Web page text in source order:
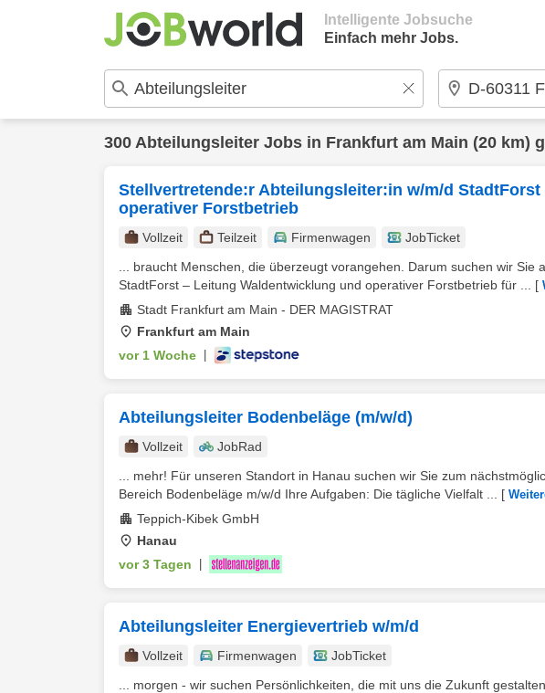
Intelligente Jobsuche
Einfach mehr Jobs.
300 Abteilungsleiter Jobs in Frankfurt am Main (20 km)
Stellvertretende:r Abteilungsleiter:in w/m/d
operativer Forstbetrieb
Vollzeit Teilzeit Firmenwagen
JobTicket
... braucht Menschen, die überzeugt vorangehen. Darum suchen wir Sie
StadtForst – Leitung Waldentwicklung und operativer Forstbetrieb für ...
[
Stadt Frankfurt am Main - DER MAGISTRAT
Frankfurt am Main
vor 1 Woche
Abteilungsleiter Bodenbeläge (m/w/d)
Vollzeit
JobRad
... mehr! Für unseren Standort in Hanau suchen wir Sie zum
Bereich Bodenbeläge m/w/d Ihre Aufgaben: Die tägliche Vielfalt ...
[
Teppich-Kibek GmbH
Hanau
vor 3 Tagen
Abteilungsleiter Energievertrieb w/m/d
Vollzeit Firmenwagen
JobTicket
... morgen - wir suchen Persönlichkeiten, die mit uns die Zukunft